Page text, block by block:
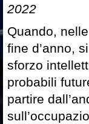
2022
Quando,
fine d’anno,
sforzo
probabili
partire